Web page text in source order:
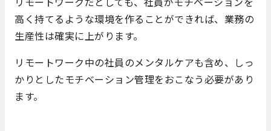
高く持てるような環境を作ることができれば、業務の
生産性は確実に上がります。
リモートワーク中の社員のメンタルケアも含め、しっ
かりとしたモチベーション管理をおこなう必要があり
ます。